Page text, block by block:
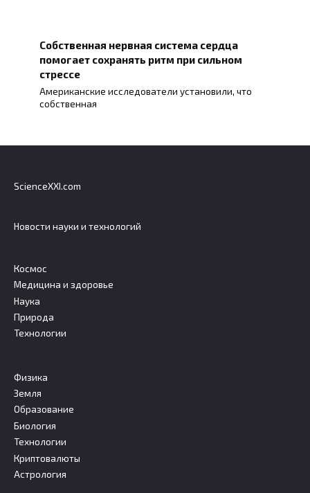
Собственная нервная система сердца
помогает сохранять ритм при сильном
стрессе
Американские исследователи установили, что
собственная
ScienceXXI.com
Новости науки и технологий
Космос
Медицина и здоровье
Наука
Природа
Технологии
Физика
Земля
Образование
Биология
Технологии
Криптовалюты
Астрология